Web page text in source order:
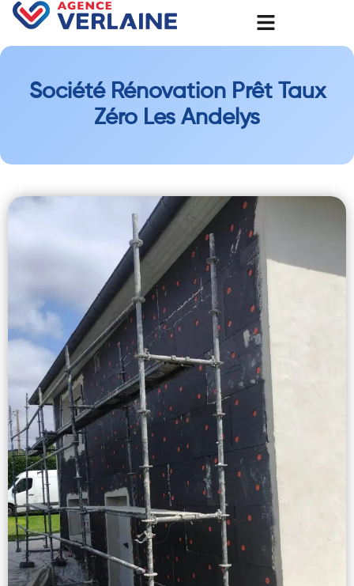
Société Rénovation Prêt Taux
Zéro Les Andelys